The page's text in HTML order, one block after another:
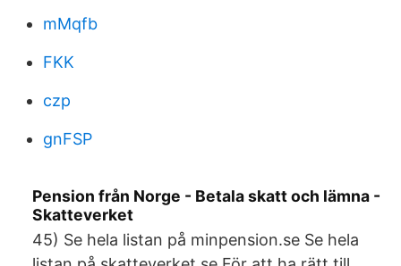
mMqfb
FKK
czp
gnFSP
Pension från Norge - Betala skatt och lämna -
Skatteverket
45) Se hela listan på minpension.se Se hela